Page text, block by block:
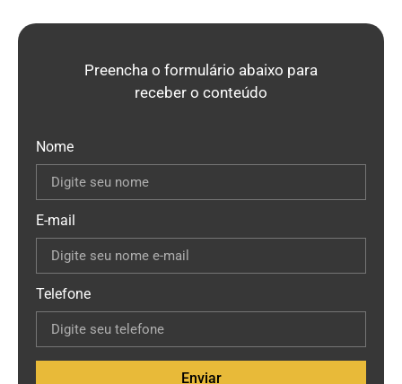
Preencha o formulário abaixo para
receber o conteúdo
Nome
E-mail
Telefone
Enviar